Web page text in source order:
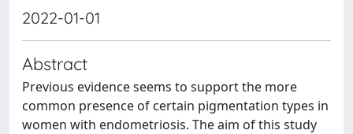
2022-01-01
Abstract
Previous evidence seems to support the more
common presence of certain pigmentation types in
women with endometriosis. The aim of this study